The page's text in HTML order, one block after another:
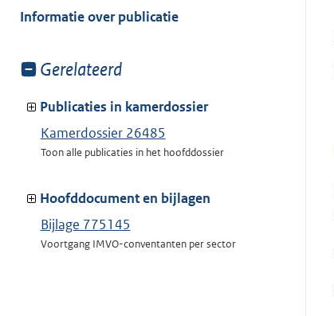
van:
Informatie over publicatie
Toon
van:
Gerelateerd
Publicaties in kamerdossier
Kamerdossier 26485
Toon alle publicaties in het hoofddossier
Hoofddocument en bijlagen
Bijlage 775145
Voortgang IMVO-conventanten per sector